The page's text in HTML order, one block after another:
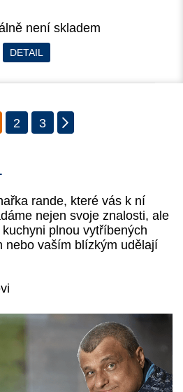
není skladem
DETAIL
2 3
rande, které vás k ní
nejen svoje znalosti, ale
plnou vytříbených
nebo vaším blízkým udělají